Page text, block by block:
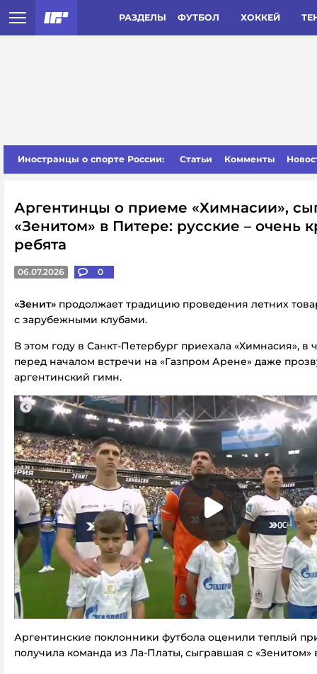
РАЗДЕЛЫ ФУТБОЛ ХОККЕЙ
Иностранцы о спорте России: Статьи Комменты
Аргентинцы о приеме «Химнасии»,
«Зенитом» в Питере: русские – очень
ребята
06.07.2026 0
«Зенит» продолжает традицию проведения летних
с зарубежными клубами.
В этом году в Санкт-Петербург приехала «Химнасия», в
перед началом встречи на «Газпром Арене» даже
аргентинский гимн.
Аргентинские поклонники футбола оценили теплый
получила команда из Ла-Платы, сыгравшая с «Зенитом»